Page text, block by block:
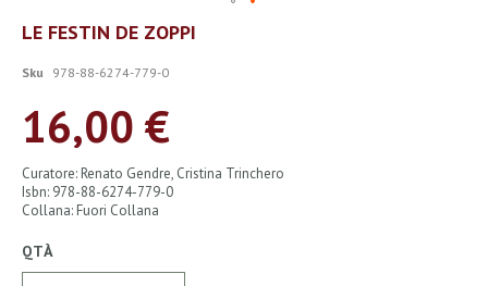
Vai
all'inizio
galleria
immagini
LE FESTIN DE ZOPPI
Sku 978-88-6274-779-0
16,00 €
Curatore: Renato Gendre, Cristina Trinchero
Isbn: 978-88-6274-779-0
Collana: Fuori Collana
QTÀ